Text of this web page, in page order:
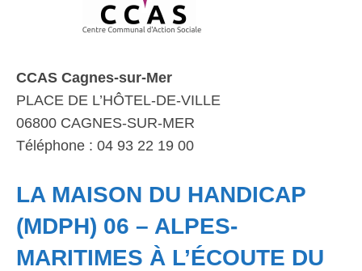
CCAS Cagnes-sur-Mer
PLACE DE L’HÔTEL-DE-VILLE
06800 CAGNES-SUR-MER
Téléphone : 04 93 22 19 00
LA MAISON DU HANDICAP
(MDPH) 06 – ALPES-
MARITIMES À L’ÉCOUTE DU